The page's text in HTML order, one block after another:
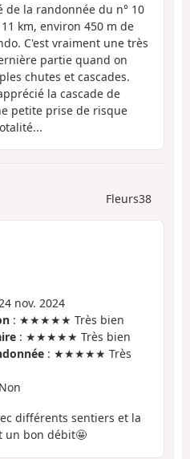
de la randonnée du n° 10
km, environ 450 m de
C'est vraiment une très
partie quand on
chutes et cascades.
la cascade de
petite prise de risque
Fleurs38
nov. 2024
: ★★★★★ Très bien
: ★★★★★ Très bien
: ★★★★★ Très
différents sentiers et la
un bon débit🤩